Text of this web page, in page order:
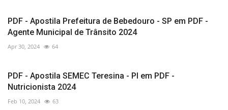
PDF - Apostila Prefeitura de Bebedouro - SP em PDF -
Agente Municipal de Trânsito 2024
Apr 30, 2024 64
PDF - Apostila SEMEC Teresina - PI em PDF -
Nutricionista 2024
Feb 10, 2024 63